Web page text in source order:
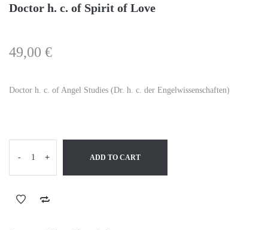
Doctor h. c. of Spirit of Love
49,00 €
Doctor h. c. of Angel Studies (Dr. h. c. der Engelwissenschaften)
- + ADD TO CART